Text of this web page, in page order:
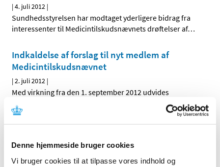
Denne hjemmeside bruger cookies
Vi bruger cookies til at tilpasse vores indhold og
|4. juli 2012 |
Sundhedsstyrelsen har modtaget yderligere bidrag fra
interessenter til Medicintilskudsnævnets drøftelser af…
Indkaldelse af forslag til nyt medlem af
Medicintilskudsnævnet
|2. juli 2012 |
Med virkning fra den 1. september 2012 udvides
Medicintilskudsnævnet med et medlem, der skal…